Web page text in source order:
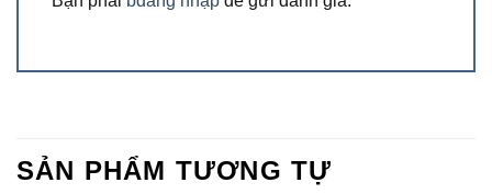
SẢN PHẨM TƯƠNG TỰ